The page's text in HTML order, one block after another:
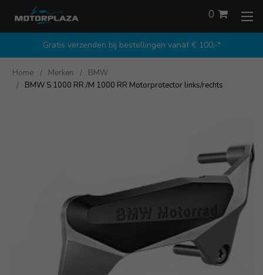
Gratis verzenden bij bestellingen vanaf € 100,-*
0
Home Merken
BMW
BMW S 1000 RR /M 1000 RR Motorprotector links/rechts